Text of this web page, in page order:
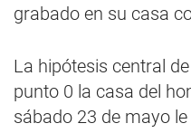
grabado en su casa
La hipótesis central
punto 0 la casa del
sábado 23 de mayo